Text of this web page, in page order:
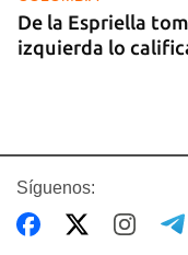
De la Espriella
izquierda lo
Síguenos: